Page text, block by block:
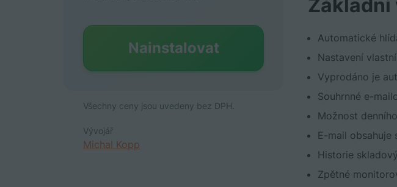
Nainstalovat
Všechny ceny jsou uvedeny bez DPH.
Vývojář
Michal Kopp
Automatické
Nastavení
Vyprodáno je
Souhrnné e-
Možnost
E-mail obsahuje
Historie
Zpětné